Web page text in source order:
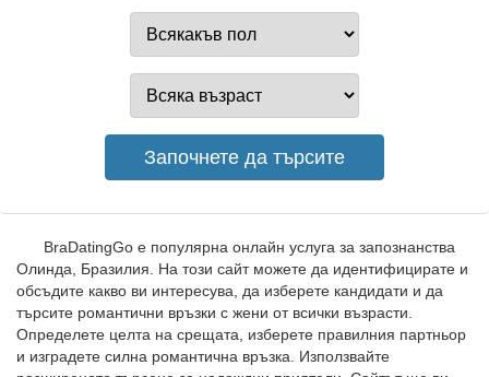
BraDatingGo е популярна онлайн услуга за запознанства
Олинда, Бразилия. На този сайт можете да идентифицирате и
обсъдите какво ви интересува, да изберете кандидати и да
търсите романтични връзки с жени от всички възрасти.
Определете целта на срещата, изберете правилния партньор
и изградете силна романтична връзка. Използвайте